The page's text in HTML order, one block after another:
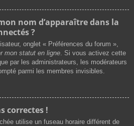
nom d’apparaître dans la
?
onglet « Préférences du forum »,
mon statut en ligne. Si vous activez cette
par les administrateurs, les modérateurs
parmi les membres invisibles.
correctes !
utilise un fuseau horaire différent de